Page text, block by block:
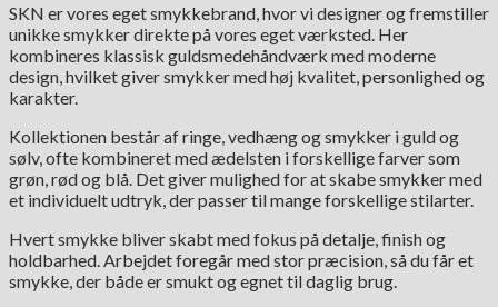
SKN er vores eget smykkebrand, hvor vi designer og fremstiller
unikke smykker direkte på vores eget værksted. Her
kombineres klassisk guldsmedehåndværk med moderne
design, hvilket giver smykker med høj kvalitet, personlighed og
karakter.
Kollektionen består af ringe, vedhæng og smykker i guld og
sølv, ofte kombineret med ædelsten i forskellige farver som
grøn, rød og blå. Det giver mulighed for at skabe smykker med
et individuelt udtryk, der passer til mange forskellige stilarter.
Hvert smykke bliver skabt med fokus på detalje, finish og
holdbarhed. Arbejdet foregår med stor præcision, så du får et
smykke, der både er smukt og egnet til daglig brug.